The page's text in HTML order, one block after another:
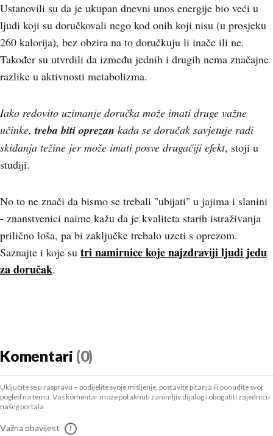
Ustanovili su da je ukupan dnevni unos energije bio veći u
ljudi koji su doručkovali nego kod onih koji nisu (u prosjeku
260 kalorija), bez obzira na to doručkuju li inače ili ne.
Također su utvrdili da između jednih i drugih nema značajne
razlike u aktivnosti metabolizma.
Iako redovito uzimanje doručka može imati druge važne
učinke,treba biti oprezan kada se doručak savjetuje radi
skidanja težine jer može imati posve drugačiji efekt, stoji u
studiji.
No to ne znači da bismo se trebali "ubijati" u jajima i slanini
- znanstvenici naime kažu da je kvaliteta starih istraživanja
prilično loša, pa bi zaključke trebalo uzeti s oprezom.
Saznajte i koje su tri namirnice koje najzdraviji ljudi jedu
za doručak.
Komentari (0)
Uključite se u raspravu – podijelite svoje mišljenje, postavite pitanja ili ponudite svoj
pogled na temu. Vaš komentar može potaknuti zanimljiv dijalog i obogatiti zajednicu
našeg portala.
Važna obavijest !